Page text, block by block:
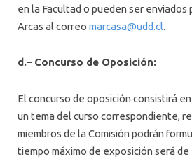
en la Facultad o pueden ser enviados
Arcas al correo marcasa@udd.cl.
d.– Concurso de Oposición:
El concurso de oposición consistirá
un tema del curso correspondiente,
miembros de la Comisión podrán
tiempo máximo de exposición será de